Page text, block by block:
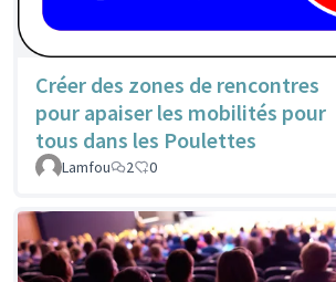
Créer des zones de rencontres
pour apaiser les mobilités pour
tous dans les Poulettes
Lamfou 2 0